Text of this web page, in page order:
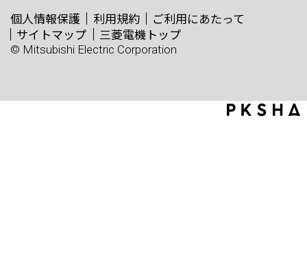
個人情報保護 利用規約
ご利用にあたって
サイトマップ
三菱電機トップ
© Mitsubishi Electric Corporation